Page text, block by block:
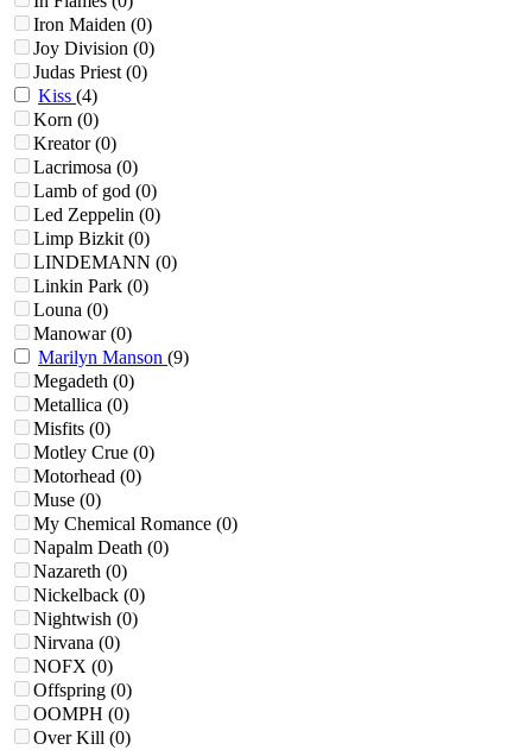
Iron Maiden (0)
Joy Division (0)
Judas Priest (0)
Kiss (4)
Korn (0)
Kreator (0)
Lacrimosa (0)
Lamb of god (0)
Led Zeppelin (0)
Limp Bizkit (0)
LINDEMANN (0)
Linkin Park (0)
Louna (0)
Manowar (0)
Marilyn Manson (9)
Megadeth (0)
Metallica (0)
Misfits (0)
Motley Crue (0)
Motorhead (0)
Muse (0)
My Chemical Romance (0)
Napalm Death (0)
Nazareth (0)
Nickelback (0)
Nightwish (0)
Nirvana (0)
NOFX (0)
Offspring (0)
OOMPH (0)
Over Kill (0)